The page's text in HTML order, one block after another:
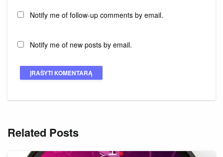
Notify me of follow-up comments by email.
Notify me of new posts by email.
Related Posts